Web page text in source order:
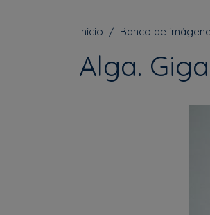
Inicio Banco de
Alga.